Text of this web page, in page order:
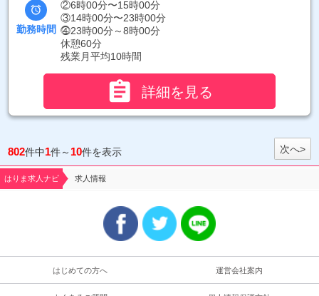

勤務時間
②6時00分〜15時00分
③14時00分〜23時00分
⓸23時00分～8時00分
休憩60分
残業月平均10時間
 詳細を見る
802件中1件～ 10件を表示 次へ>
はりま求人ナビ 求人情報
はじめての方へ 運営会社案内